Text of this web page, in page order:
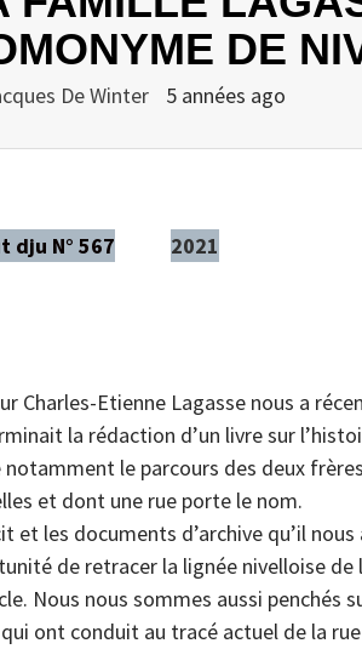
DE
De Winter 5 années ago
dju N° 567 2021
Charles-Etienne Lagasse nous a
la rédaction d’un livre sur
notamment le parcours des deux
et dont une rue porte le nom.
et les documents d’archive qu’il
de retracer la lignée nivelloise de
Nous nous sommes aussi penchés
ont conduit au tracé actuel de la